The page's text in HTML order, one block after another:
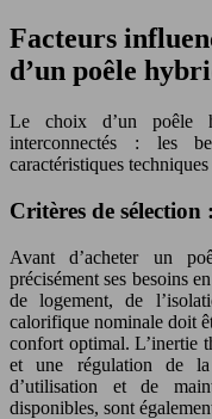
Facteurs
d’un poêle
Le choix d’un poêle
interconnectés : les
caractéristiques
Critères de sélection
Avant d’acheter un
précisément ses besoins
de logement, de
calorifique nominale doit
confort optimal. L’inertie
et une régulation de
d’utilisation et de
disponibles, sont